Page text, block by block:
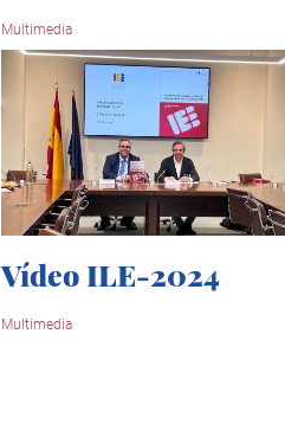
Multimedia
Vídeo ILE-2024
Multimedia